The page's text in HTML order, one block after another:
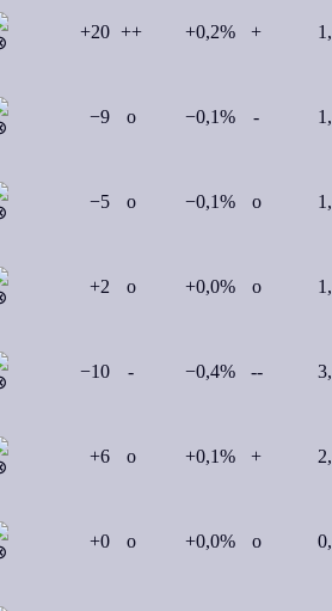
+20 ++ +0,2% +
−9 o −0,1% -
−5 o −0,1% o
+2 o +0,0% o
−10 - −0,4% --
+6 o +0,1% +
+0 o +0,0% o